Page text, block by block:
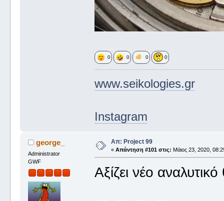
0 0 0 0
www.seikologies.gr
Instagram
george_
Administrator
GWF
Απ: Project 99
« Απάντηση #101 στις: Μάιος 23, 2020,
Αξίζει νέο